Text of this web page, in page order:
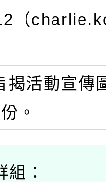
（
揭活動宣傳
。
組：